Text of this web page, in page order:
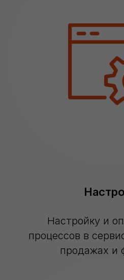
Настройку и
процессов в
продажах и